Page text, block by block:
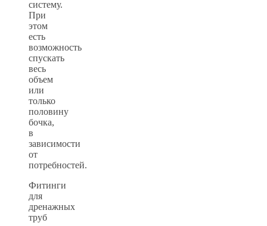
систему.
При
этом
есть
возможность
спускать
весь
объем
или
только
половину
бочка,
в
зависимости
от
потребностей.
Фитинги
для
дренажных
труб